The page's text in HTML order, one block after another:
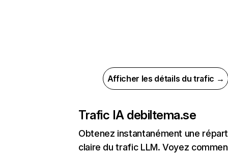
Afficher les détails du trafic →
Trafic IA debiltema.se
Obtenez instantanément une
claire du trafic LLM. Voyez